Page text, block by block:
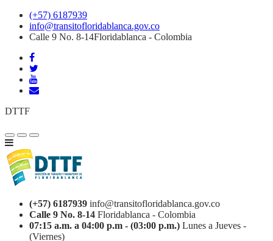
(+57) 6187939
info@transitofloridablanca.gov.co
Calle 9 No. 8-14Floridablanca - Colombia
DTTF
(+57) 6187939 info@transitofloridablanca.gov.co
Calle 9 No. 8-14 Floridablanca - Colombia
07:15 a.m. a 04:00 p.m - (03:00 p.m.) Lunes a Jueves -
(Viernes)